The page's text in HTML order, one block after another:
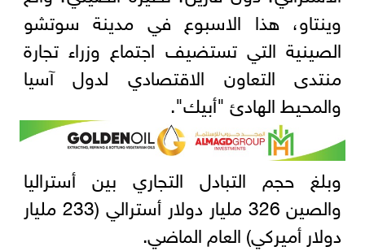
وينتاو، هذا الاسبوع في مدينة سوتشو
الصينية التي تستضيف اجتماع وزراء تجارة
منتدى التعاون الاقتصادي لدول آسيا
والمحيط الهادئ "أبيك".
وبلغ حجم التبادل التجاري بين أستراليا
والصين 326 مليار دولار أسترالي (233 مليار
دولار أميركي) العام الماضي.